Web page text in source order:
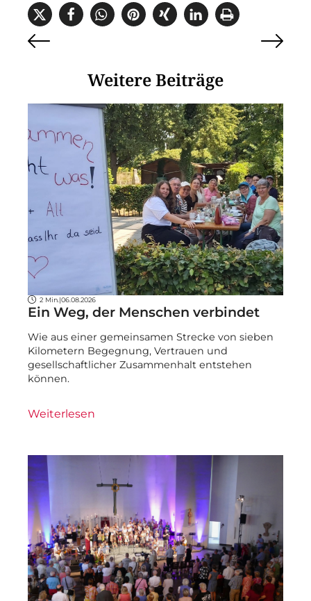
Weitere Beiträge
2 Min. |06.08.2026
Ein Weg, der Menschen verbindet
Wie aus einer gemeinsamen Strecke von sieben
Kilometern Begegnung, Vertrauen und
gesellschaftlicher Zusammenhalt entstehen
können.
Weiterlesen